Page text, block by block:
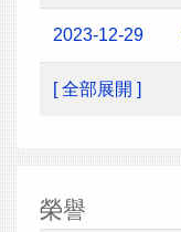
2023-12-29
[ 全部展開 ]
榮譽